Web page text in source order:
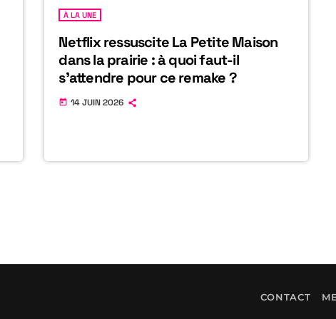
À LA UNE
Netflix ressuscite La Petite Maison
dans la prairie : à quoi faut-il
s’attendre pour ce remake ?
today 14 JUIN 2026
CONTACT